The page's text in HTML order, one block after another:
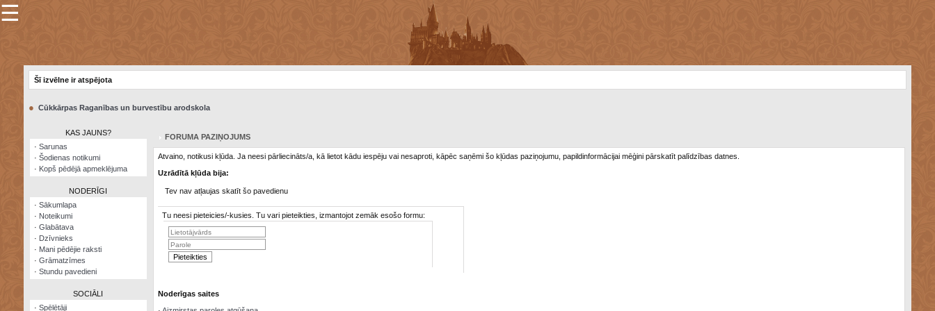
×
Šodienas
Visatcera
almanahs
☰
Šī izvēlne ir atspējota
● Cūkkārpas Raganības un burvestību arodskola
KAS JAUNS?
· Sarunas
· Šodienas notikumi
· Kopš pēdējā apmeklējuma
NODERĪGI
· Sākumlapa
· Noteikumi
· Glabātava
· Dzīvnieks
· Mani pēdējie raksti
· Grāmatzīmes
· Stundu pavedieni
SOCIĀLI
· Spēlētāji
FORUMA PAZIŅOJUMS
Atvaino, notikusi kļūda. Ja neesi pārliecināts/a, kā lietot kādu iespēju vai nesaproti, kāpēc saņēmi šo kļūdas paziņojumu, papildinformācijai mēģini pārskatīt palīdzības datnes.
Uzrādītā kļūda bija:
Tev nav atļaujas skatīt šo pavedienu
Tu neesi pieteicies/-kusies. Tu vari pieteikties, izmantojot zemāk esošo formu:
Noderīgas saites